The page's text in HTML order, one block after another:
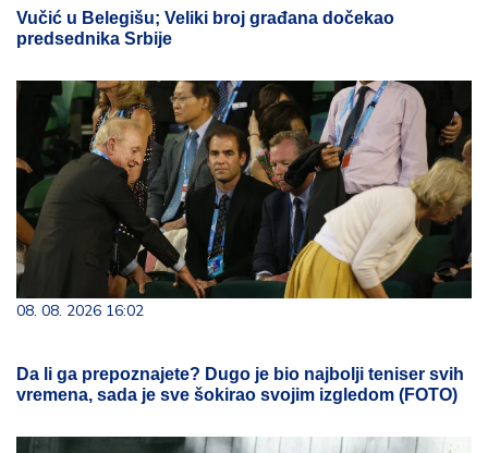
Vučić u Belegišu; Veliki broj građana dočekao
predsednika Srbije
08. 08. 2026 16:02
Da li ga prepoznajete? Dugo je bio najbolji teniser svih
vremena, sada je sve šokirao svojim izgledom (FOTO)